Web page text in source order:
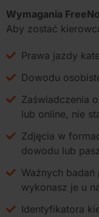
Wymagania
Aby zostać
Prawa jazdy
Dowodu
Zaświadczenia
lub online, nie
Zdjęcia w
dowodu lub
Ważnych
wykonasz je u
Identyfikatora